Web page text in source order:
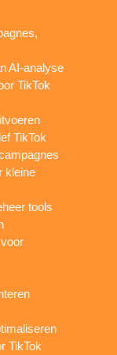
AI-analyse
TikTok
TikTok
kleine
tools
TikTok